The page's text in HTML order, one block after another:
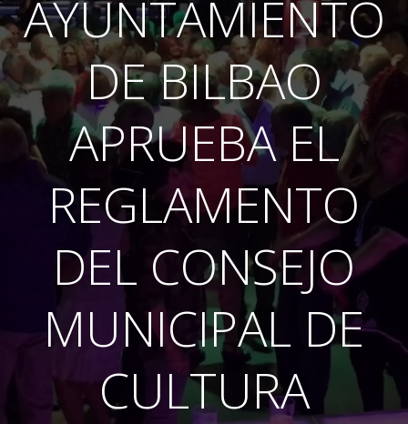
AYUNTAMIENTO
DE BILBAO
APRUEBA EL
REGLAMENTO
DEL CONSEJO
MUNICIPAL DE
CULTURA